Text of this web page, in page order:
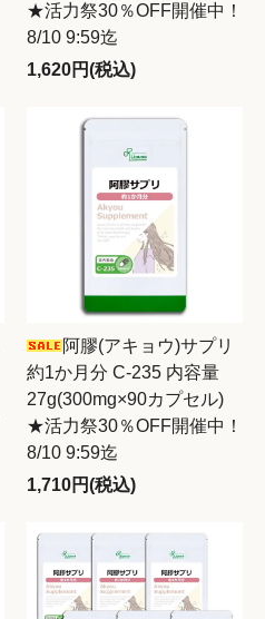
★活力祭30％OFF開催中！
8/10 9:59迄
1,620円(税込)
阿膠(アキョウ)サプリ
約1か月分 C-235 内容量
27g(300mg×90カプセル)
★活力祭30％OFF開催中！
8/10 9:59迄
1,710円(税込)